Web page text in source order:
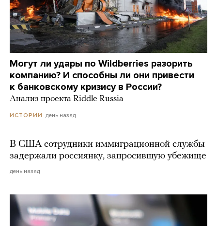
Могут ли удары по Wildberries разорить
компанию? И способны ли они привести
к банковскому кризису в России?
Анализ проекта Riddle Russia
ИСТОРИИ день назад
В США сотрудники иммиграционной службы
задержали россиянку, запросившую убежище
день назад